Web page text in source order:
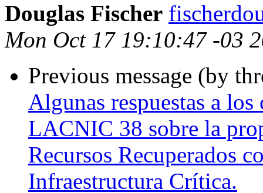
Douglas Fischer
Mon Oct 17 19:10:47 -03
Previous message (by
Algunas respuestas a
LACNIC 38 sobre la
Recursos Recuperados
Infraestructura Crítica.